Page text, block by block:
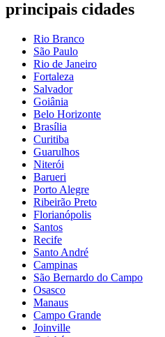
principais cidades
Rio Branco
São Paulo
Rio de Janeiro
Fortaleza
Salvador
Goiânia
Belo Horizonte
Brasília
Curitiba
Guarulhos
Niterói
Barueri
Porto Alegre
Ribeirão Preto
Florianópolis
Santos
Recife
Santo André
Campinas
São Bernardo do Campo
Osasco
Manaus
Campo Grande
Joinville